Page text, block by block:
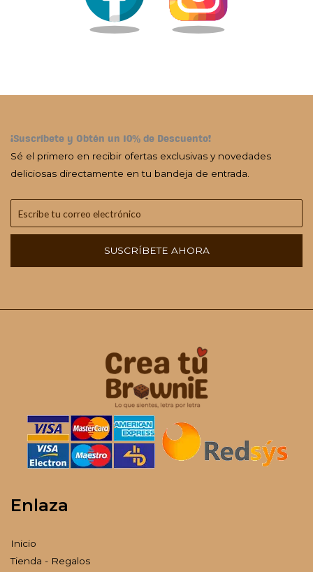
¡Suscríbete y Obtén un 10% de Descuento!
Sé el primero en recibir ofertas exclusivas y novedades
deliciosas directamente en tu bandeja de entrada.
SUSCRÍBETE AHORA
Enlaza
Inicio
Tienda - Regalos